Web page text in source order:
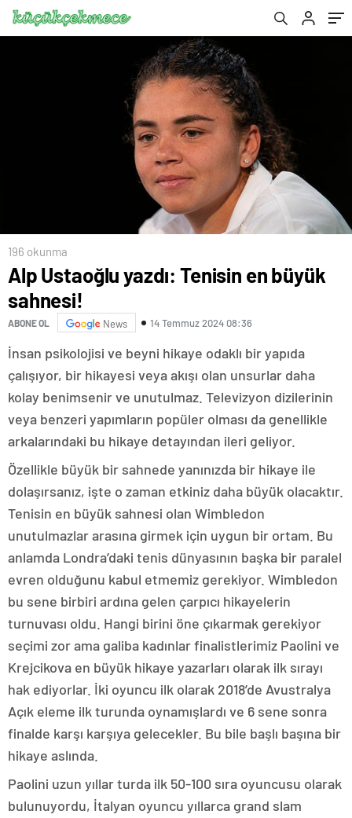
196 okunma
Alp Ustaoğlu yazdı: Tenisin en büyük
sahnesi!
ABONE OL News 14 Temmuz 2024 08:36
İnsan psikolojisi ve beyni hikaye odaklı bir yapıda
çalışıyor, bir hikayesi veya akışı olan unsurlar daha
kolay benimsenir ve unutulmaz. Televizyon dizilerinin
veya benzeri yapımların popüler olması da genellikle
arkalarındaki bu hikaye detayından ileri geliyor.
Özellikle büyük bir sahnede yanınızda bir hikaye ile
dolaşırsanız, işte o zaman etkiniz daha büyük olacaktır.
Tenisin en büyük sahnesi olan Wimbledon
unutulmazlar arasına girmek için uygun bir ortam. Bu
anlamda Londra’daki tenis dünyasının başka bir paralel
evren olduğunu kabul etmemiz gerekiyor. Wimbledon
bu sene birbiri ardına gelen çarpıcı hikayelerin
turnuvası oldu. Hangi birini öne çıkarmak gerekiyor
seçimi zor ama galiba kadınlar finalistlerimiz Paolini ve
Krejcikova en büyük hikaye yazarları olarak ilk sırayı
hak ediyorlar. İki oyuncu ilk olarak 2018’de Avustralya
Açık eleme ilk turunda oynamışlardı ve 6 sene sonra
finalde karşı karşıya gelecekler. Bu bile başlı başına bir
hikaye aslında.
Paolini uzun yıllar turda ilk 50-100 sıra oyuncusu olarak
bulunuyordu, İtalyan oyuncu yıllarca grand slam